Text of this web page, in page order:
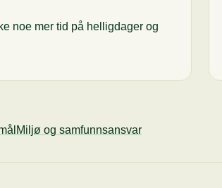
noe mer tid på helligdager og
Miljø og samfunnsansvar